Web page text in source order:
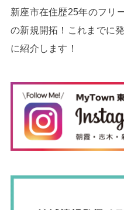
新座市在住歴25年のフリ
の新規開拓！これまでに
に紹介します！